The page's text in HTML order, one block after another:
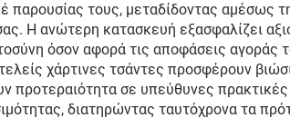
Kraft Χαρτί
παρουσίας τους, μεταδίδοντας αμέσως
Η ανώτερη κατασκευή εξασφαλίζει
όσον αφορά τις αποφάσεις αγοράς
χάρτινες τσάντες προσφέρουν
προτεραιότητα σε υπεύθυνες πρακτικές
διατηρώντας ταυτόχρονα τα